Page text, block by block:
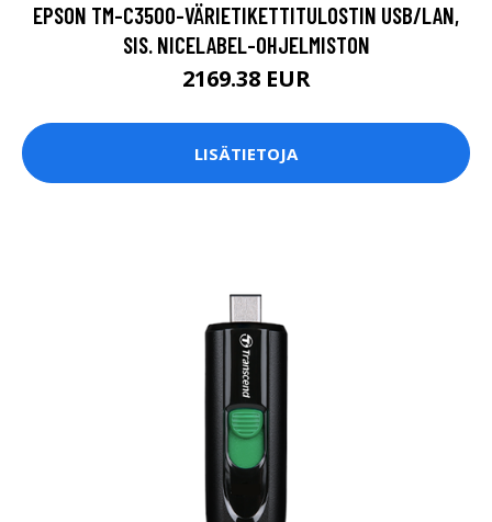
EPSON TM-C3500-VÄRIETIKETTITULOSTIN USB/LAN,
SIS. NICELABEL-OHJELMISTON
2169.38 EUR
LISÄTIETOJA